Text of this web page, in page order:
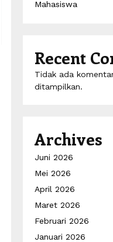
Mahasiswa
Recent
Tidak ada
ditampilkan.
Archives
Juni 2026
Mei 2026
April 2026
Maret 2026
Februari 2026
Januari 2026